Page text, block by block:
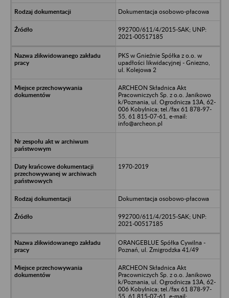
Dokumentacja osobowo-płacowa
992700/611/4/2015-SAK; UNP:
2021-00517185
PKS w Gnieźnie Spółka z o.o. w
upadłości likwidacyjnej - Gniezno,
ul. Kolejowa 2
ARCHEON Składnica Akt
Pracowniczych Sp. z o.o. Janikowo
k/Poznania, ul. Ogrodnicza 13A, 62-
006 Kobylnica; tel./fax 61 878-97-
55, 61 815-07-61, e-mail:
info@archeon.pl
1970-2019
Dokumentacja osobowo-płacowa
992700/611/4/2015-SAK; UNP:
2021-00517185
ORANGEBLUE Spółka Cywilna -
Poznań, ul. Żmigrodzka 41/49
ARCHEON Składnica Akt
Pracowniczych Sp. z o.o. Janikowo
k/Poznania, ul. Ogrodnicza 13A, 62-
006 Kobylnica; tel./fax 61 878-97-
55, 61 815-07-61, e-mail: